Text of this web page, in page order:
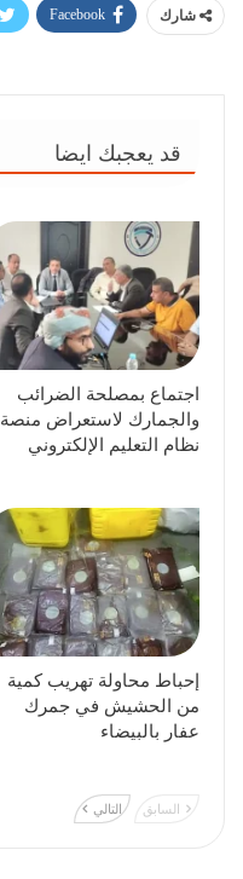
شارك Facebook
قد يعجبك ايضا
اجتماع بمصلحة الضرائب
والجمارك لاستعراض منصة
نظام التعليم الإلكتروني
إحباط محاولة تهريب كمية
من الحشيش في جمرك
عفار بالبيضاء
السابق التالي